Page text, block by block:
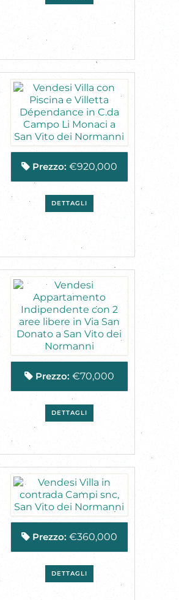
Prezzo: €920,000
DETTAGLI
Prezzo: €70,000
DETTAGLI
Prezzo: €360,000
DETTAGLI